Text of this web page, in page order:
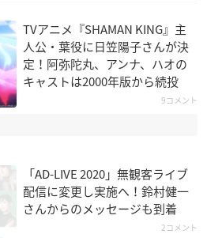
六花の勇者
ナッシェタニア
乱歩奇譚 Game of L
aplace
黒蜥蜴
TVアニメ『SHAMAN KING』主
人公・葉役に日笠陽子さんが決
定！阿弥陀丸、アンナ、ハオの
キャストは2000年版から続投
9コメント
「AD-LIVE 2020」無観客ライブ
配信に変更し実施へ！鈴村健一
さんからのメッセージも到着
2コメント